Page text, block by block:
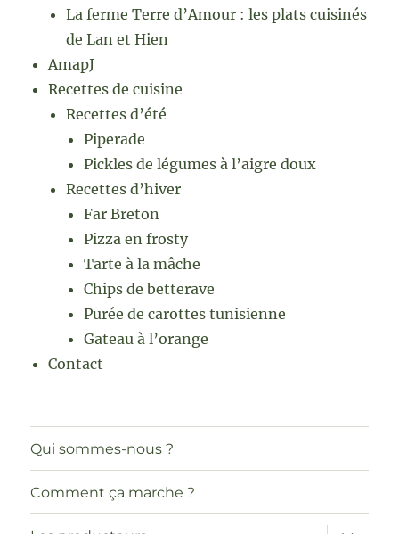
La ferme Terre d’Amour : les plats cuisinés
de Lan et Hien
AmapJ
Recettes de cuisine
Recettes d’été
Piperade
Pickles de légumes à l’aigre doux
Recettes d’hiver
Far Breton
Pizza en frosty
Tarte à la mâche
Chips de betterave
Purée de carottes tunisienne
Gateau à l’orange
Contact
Qui sommes-nous ?
Comment ça marche ?